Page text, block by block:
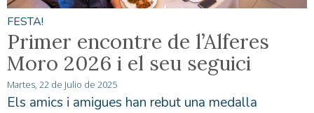
FESTA!
Primer encontre de l’Alferes
Moro 2026 i el seu seguici
Martes, 22 de Julio de 2025
Els amics i amigues han rebut una medalla